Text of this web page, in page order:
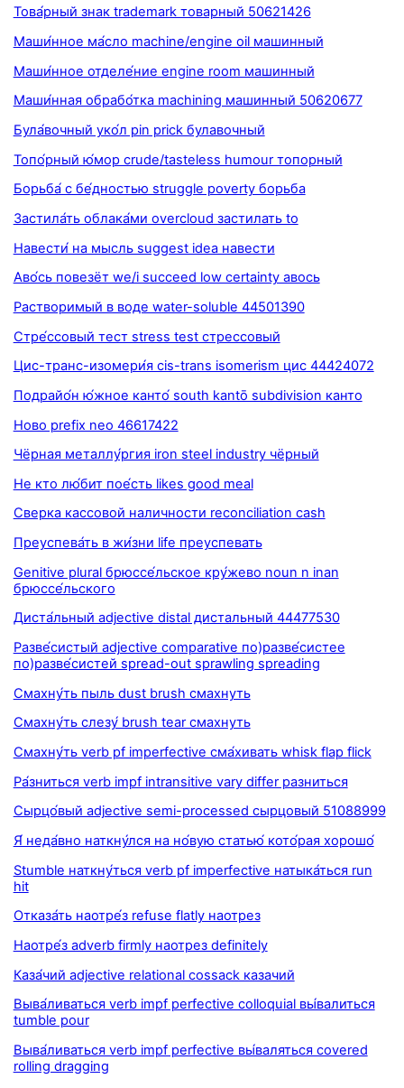
Това́рный знак trademark товарный 50621426
Маши́нное ма́сло machine/engine oil машинный
Маши́нное отделе́ние engine room машинный
Маши́нная обрабо́тка machining машинный 50620677
Була́вочный уко́л pin prick булавочный
Топо́рный ю́мор crude/tasteless humour топорный
Борьба́ с бе́дностью struggle poverty борьба
Застила́ть облака́ми overcloud застилать to
Навести́ на мысль suggest idea навести
Аво́сь повезёт we/i succeed low certainty авось
Растворимый в воде water-soluble 44501390
Стре́ссовый тест stress test стрессовый
Цис-транс-изомери́я cis-trans isomerism цис 44424072
Подрайо́н ю́жное канто́ south kantō subdivision канто
Ново prefix neo 46617422
Чёрная металлу́ргия iron steel industry чёрный
Не кто лю́бит пое́сть likes good meal
Сверка кассовой наличности reconciliation cash
Преуспева́ть в жи́зни life преуспевать
Genitive plural брюссе́льское кру́жево noun n inan
брюссе́льского
Диста́льный adjective distal дистальный 44477530
Разве́систый adjective comparative по)разве́систее
по)разве́систей spread-out sprawling spreading
Смахну́ть пыль dust brush смахнуть
Смахну́ть слезу́ brush tear смахнуть
Смахну́ть verb pf imperfective сма́хивать whisk flap flick
Ра́зниться verb impf intransitive vary differ разниться
Сырцо́вый adjective semi-processed сырцовый 51088999
Я́ неда́вно наткну́лся на но́вую статью́ кото́рая хорошо́
Stumble наткну́ться verb pf imperfective натыка́ться run
hit
Отказа́ть наотре́з refuse flatly наотрез
Наотре́з adverb firmly наотрез definitely
Каза́чий adjective relational cossack казачий
Выва́ливаться verb impf perfective colloquial вы́валиться
tumble pour
Выва́ливаться verb impf perfective вы́валяться covered
rolling dragging